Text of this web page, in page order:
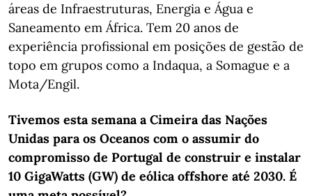
áreas de Infraestruturas, Energia e Água e
Saneamento em África. Tem 20 anos de
experiência profissional em posições de gestão de
topo em grupos como a Indaqua, a Somague e a
Mota/Engil.
Tivemos esta semana a Cimeira das Nações
Unidas para os Oceanos com o assumir do
compromisso de Portugal de construir e instalar
10 GigaWatts (GW) de eólica offshore até 2030. É